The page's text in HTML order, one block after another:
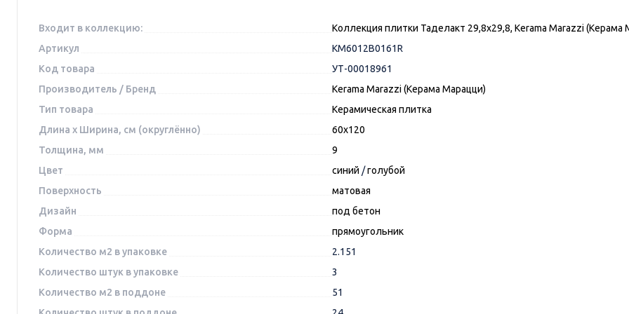
Входит в коллекцию:
Коллекция плитки Таделакт 29,8х29,8, Kerama Marazzi (Керама
Артикул
KM6012B0161R
Код товара
УТ-00018961
Производитель / Бренд
Kerama Marazzi (Керама Марацци)
Тип товара
Керамическая плитка
Длина x Ширина, см (округлённо)
60x120
Толщина, мм
9
Цвет
синий /голубой
Поверхность
матовая
Дизайн
под бетон
Форма
прямоугольник
Количество м2 в упаковке
2.151
Количество штук в упаковке
3
Количество м2 в поддоне
51